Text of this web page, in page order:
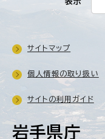
岩手県庁
サイトマップ
個人情報の取り扱い
サイトの利用ガイド